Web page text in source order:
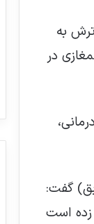
به
در
گفت:
زده است